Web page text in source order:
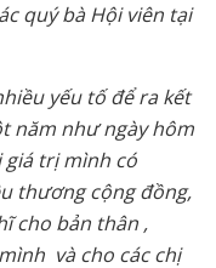
quý bà Hội viên tại
yếu tố để ra kết
năm như ngày hôm
giá trị mình có
thương cộng đồng,
cho bản thân ,
và cho các chị